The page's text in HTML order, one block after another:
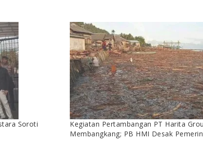
Soroti
Kegiatan Pertambangan PT Harita
Membangkang; PB HMI Desak